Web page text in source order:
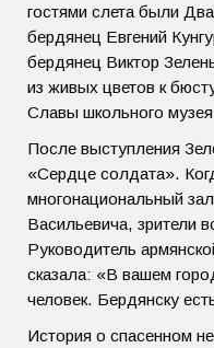
гостями слета были
бердянец Евгений
бердянец Виктор
из живых цветов к
Славы школьного
После выступления
«Сердце солдата».
многонациональный
Васильевича, зрители
Руководитель
сказала: «В вашем
человек. Бердянску
История о спасенном